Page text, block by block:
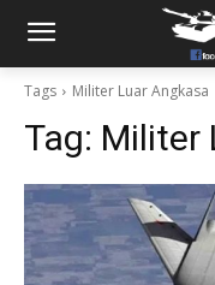
Tags Militer Luar Angkasa
Tag: Militer